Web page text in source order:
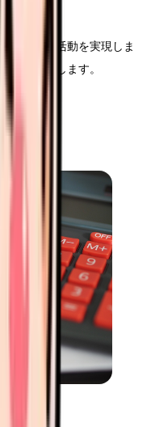
的な改善活動を実現しま
用も検討します。